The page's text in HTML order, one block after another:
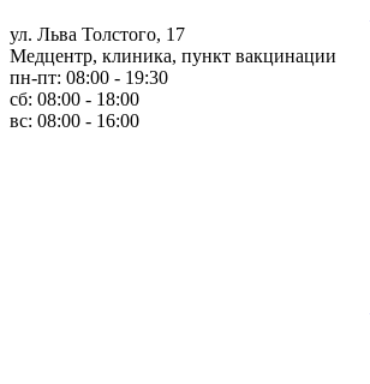
ул. Льва Толстого, 17
Медцентр, клиника, пункт вакцинации
пн-пт: 08:00 - 19:30
сб: 08:00 - 18:00
вс: 08:00 - 16:00